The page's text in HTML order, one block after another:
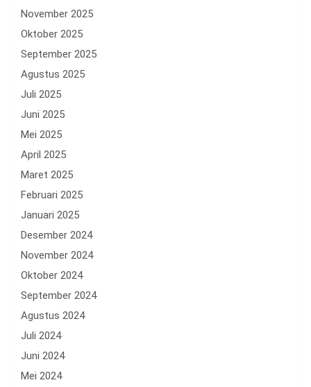
November 2025
Oktober 2025
September 2025
Agustus 2025
Juli 2025
Juni 2025
Mei 2025
April 2025
Maret 2025
Februari 2025
Januari 2025
Desember 2024
November 2024
Oktober 2024
September 2024
Agustus 2024
Juli 2024
Juni 2024
Mei 2024